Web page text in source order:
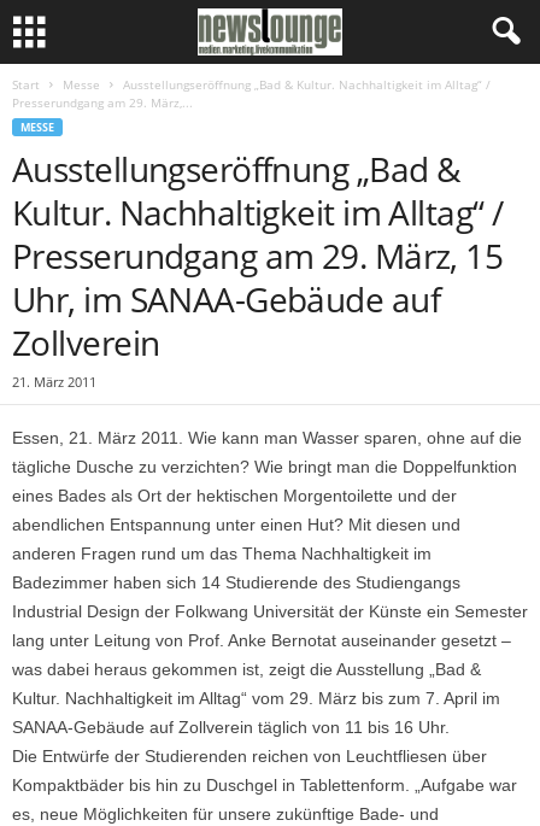
Start Messe
Ausstellungseröffnung „Bad & Kultur. Nachhaltigkeit im Alltag“ /
Presserundgang am 29. März,...
MESSE
Ausstellungseröffnung „Bad &
Kultur. Nachhaltigkeit im Alltag“ /
Presserundgang am 29. März, 15
Uhr, im SANAA-Gebäude auf
Zollverein
21. März 2011
Essen, 21. März 2011. Wie kann man Wasser sparen, ohne auf die
tägliche Dusche zu verzichten? Wie bringt man die Doppelfunktion
eines Bades als Ort der hektischen Morgentoilette und der
abendlichen Entspannung unter einen Hut? Mit diesen und
anderen Fragen rund um das Thema Nachhaltigkeit im
Badezimmer haben sich 14 Studierende des Studiengangs
Industrial Design der Folkwang Universität der Künste ein Semester
lang unter Leitung von Prof. Anke Bernotat auseinander gesetzt –
was dabei heraus gekommen ist, zeigt die Ausstellung „Bad &
Kultur. Nachhaltigkeit im Alltag“ vom 29. März bis zum 7. April im
SANAA-Gebäude auf Zollverein täglich von 11 bis 16 Uhr.
Die Entwürfe der Studierenden reichen von Leuchtfliesen über
Kompaktbäder bis hin zu Duschgel in Tablettenform. „Aufgabe war
es, neue Möglichkeiten für unsere zukünftige Bade- und